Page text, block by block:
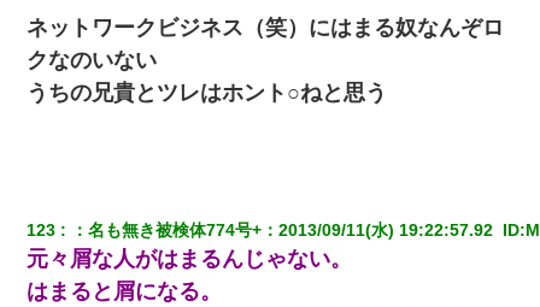
父が他界→父のフリン相手『どうか相続を放棄して下さい、昔の
ことは謝ります。ごめんなさい…』私「お子さんはフリン略奪婚
って知ってるの？」相手『 』結果→
9月に付き合い始めたけどこの、この人と結婚はないわと判断して
別れた。その元彼が交通事故で重体になっているらしく…
ネットワークビジネス（笑）にはまる奴なんぞロ
クなのいない
うちの兄貴とツレはホント○ねと思う
123 ：名も無き被検体774号+ ：2013/09/11(水) 19:22:57.92 ID:
元々屑な人がはまるんじゃない。
はまると屑になる。